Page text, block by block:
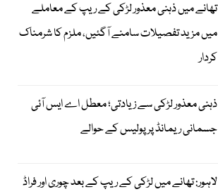
تھانے میں ذہنی معذور لڑکی کے ریپ کے معاملے
میں مزید تفصیلات سامنے آگئیں، ملزم کا شرمناک
کردار
ذہنی معذور لڑکی سے زیادتی؛ معطل اے ایس آئی
جسمانی ریمانڈ پر پولیس کے حوالے
لاہور: تھانے میں لڑکی کے ریپ کے بعد چوری اور فراڈ